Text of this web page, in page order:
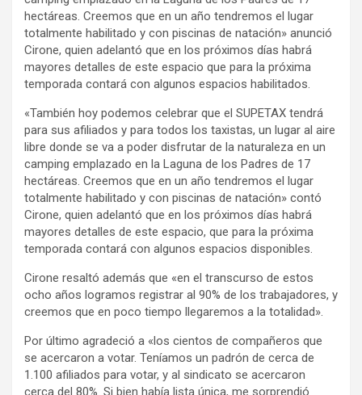
hectáreas. Creemos que en un año tendremos el lugar
totalmente habilitado y con piscinas de natación» anunció
Cirone, quien adelantó que en los próximos días habrá
mayores detalles de este espacio que para la próxima
temporada contará con algunos espacios habilitados.
«También hoy podemos celebrar que el SUPETAX tendrá
para sus afiliados y para todos los taxistas, un lugar al aire
libre donde se va a poder disfrutar de la naturaleza en un
camping emplazado en la Laguna de los Padres de 17
hectáreas. Creemos que en un año tendremos el lugar
totalmente habilitado y con piscinas de natación» contó
Cirone, quien adelantó que en los próximos días habrá
mayores detalles de este espacio, que para la próxima
temporada contará con algunos espacios disponibles.
Cirone resaltó además que «en el transcurso de estos
ocho años logramos registrar al 90% de los trabajadores, y
creemos que en poco tiempo llegaremos a la totalidad».
Por último agradeció a «los cientos de compañeros que
se acercaron a votar. Teníamos un padrón de cerca de
1.100 afiliados para votar, y al sindicato se acercaron
cerca del 80%. Si bien había lista única, me sorprendió